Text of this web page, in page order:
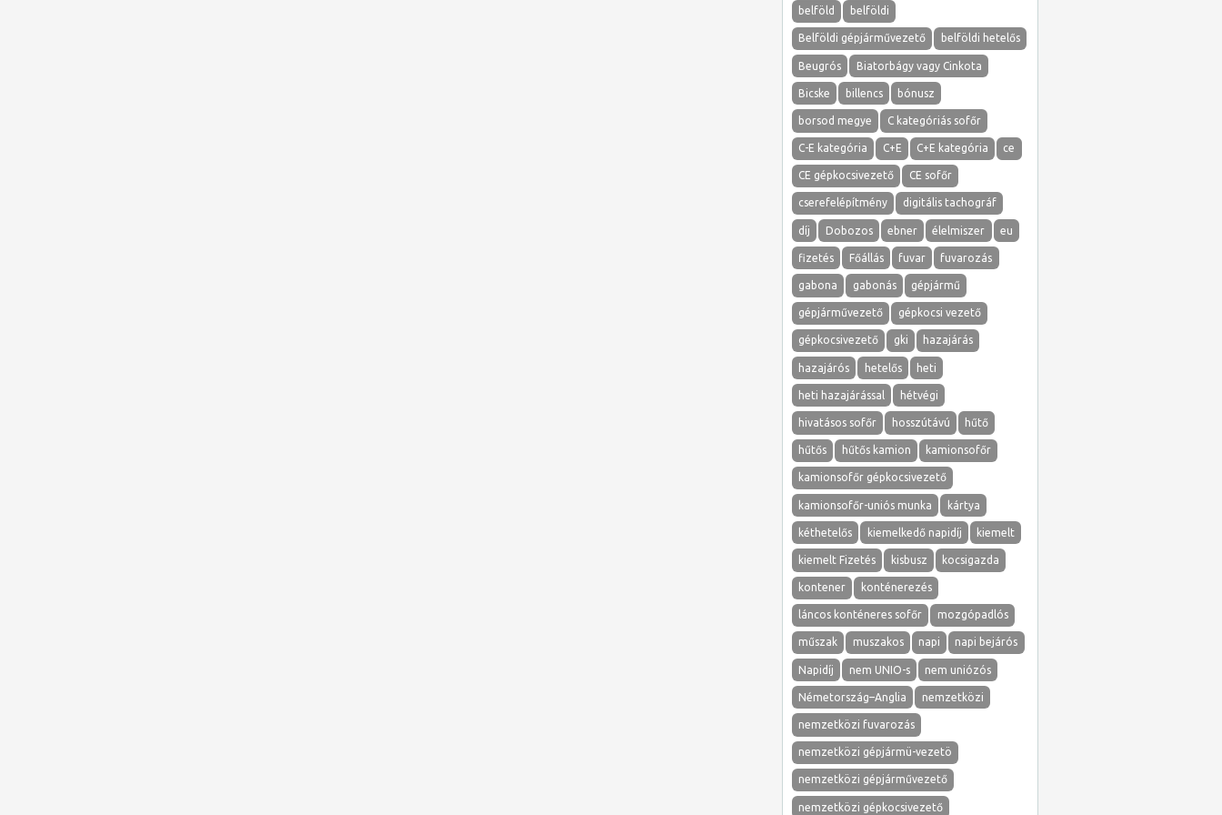
belföld belföldi
Belföldi gépjárművezető belföldi hetelős
Beugrós Biatorbágy vagy Cinkota
Bicske billencs bónusz
borsod megye C kategóriás sofőr
C-E kategória C+E C+E kategória ce
CE gépkocsivezető CE sofőr
cserefelépítmény digitális tachográf
díj Dobozos ebner élelmiszer eu
fizetés Főállás fuvar fuvarozás
gabona gabonás gépjármű
gépjárművezető gépkocsi vezető
gépkocsivezető gki hazajárás
hazajárós hetelős heti
heti hazajárással hétvégi
hivatásos sofőr hosszútávú hűtő
hűtős hűtős kamion kamionsofőr
kamionsofőr gépkocsivezető
kamionsofőr-uniós munka kártya
kéthetelős kiemelkedő napidíj kiemelt
kiemelt Fizetés kisbusz kocsigazda
kontener konténerezés
láncos konténeres sofőr mozgópadlós
műszak muszakos napi napi bejárós
Napidíj nem UNIO-s nem uniózós
Németország–Anglia nemzetközi
nemzetközi fuvarozás
nemzetközi gépjármü-vezetö
nemzetközi gépjárművezető
nemzetközi gépkocsivezető